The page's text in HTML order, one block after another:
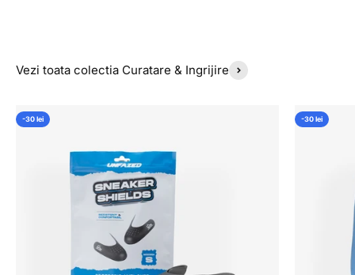
Vezi toata colectia Curatare & Ingrijire
-30 lei -30 lei